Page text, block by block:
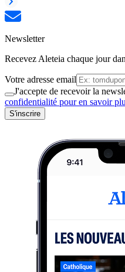
Newsletter
Recevez Aleteia chaque jour
Votre adresse email
J'accepte de recevoir la
confidentialité pour en savoir
S'inscrire